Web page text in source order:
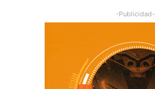
-Publicidad-